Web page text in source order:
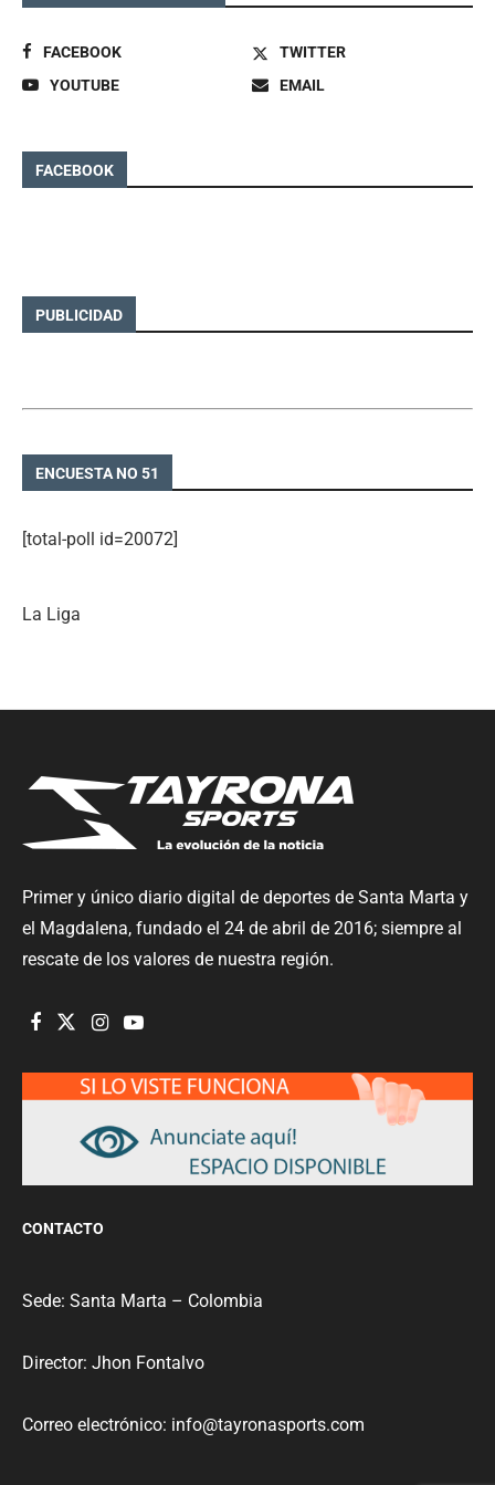
FACEBOOK
TWITTER
YOUTUBE
EMAIL
FACEBOOK
PUBLICIDAD
ENCUESTA NO 51
[total-poll id=20072]
La Liga
Primer y único diario digital de deportes de Santa Marta y
el Magdalena, fundado el 24 de abril de 2016; siempre al
rescate de los valores de nuestra región.
CONTACTO
Sede: Santa Marta – Colombia
Director: Jhon Fontalvo
Correo electrónico: info@tayronasports.com